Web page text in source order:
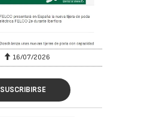
30/07/2026
SUSCRIBIRSE